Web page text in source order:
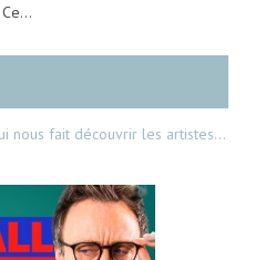
nous fait découvrir les artistes…